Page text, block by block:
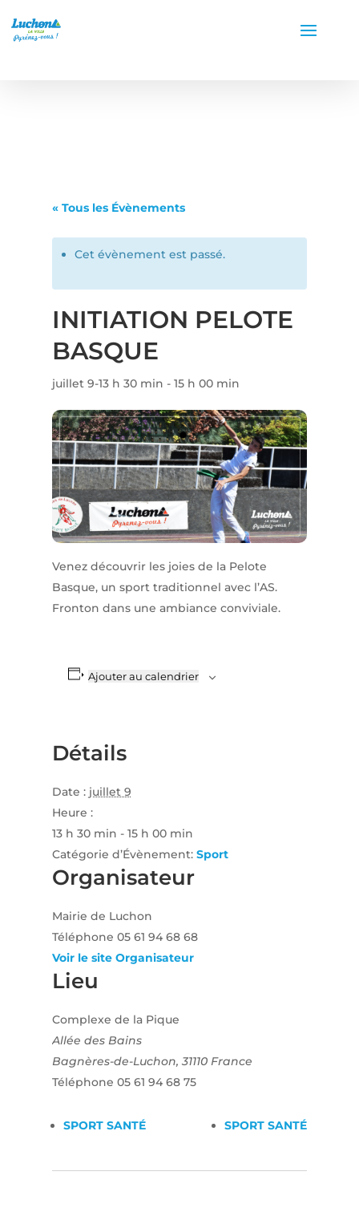
« Tous les Évènements
Cet évènement est passé.
INITIATION PELOTE
BASQUE
juillet 9-13 h 30 min - 15 h 00 min
Venez découvrir les joies de la Pelote
Basque, un sport traditionnel avec l’AS.
Fronton dans une ambiance conviviale.
Ajouter au calendrier
Détails
Date : juillet 9
Heure :
13 h 30 min - 15 h 00 min
Catégorie d’Évènement: Sport
Lieu
Complexe de la Pique
Allée des Bains
Bagnères-de-Luchon, 31110 France
Téléphone 05 61 94 68 75
Organisateur
Mairie de Luchon
Téléphone 05 61 94 68 68
Voir le site Organisateur
SPORT SANTÉ SPORT SANTÉ